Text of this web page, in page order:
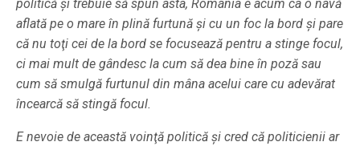
politică şi trebuie să spun asta, România e acum ca o navă
aflată pe o mare în plină furtună şi cu un foc la bord şi pare
că nu toţi cei de la bord se focusează pentru a stinge focul,
ci mai mult de gândesc la cum să dea bine în poză sau
cum să smulgă furtunul din mâna acelui care cu adevărat
încearcă să stingă focul.
E nevoie de această voinţă politică şi cred că politicienii ar